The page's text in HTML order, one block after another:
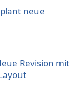
neue
Revision mit